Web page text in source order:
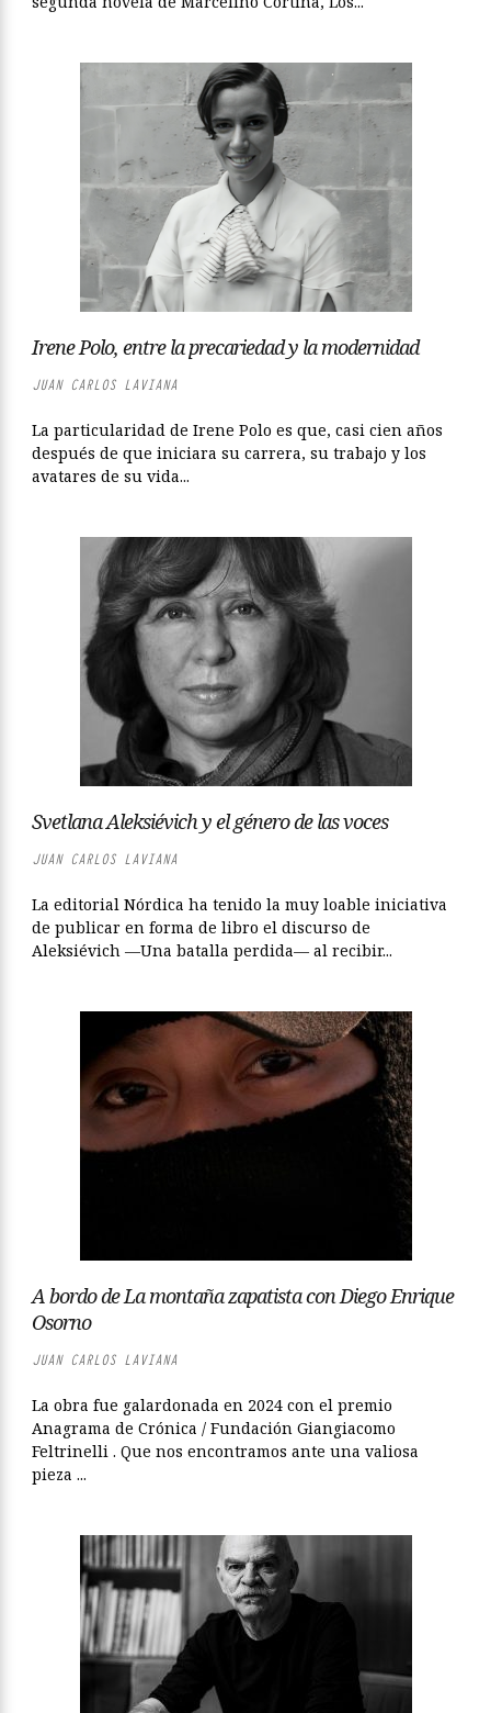
Irene Polo, entre la precariedad y la modernidad
JUAN CARLOS LAVIANA
La particularidad de Irene Polo es que, casi cien años
después de que iniciara su carrera, su trabajo y los
avatares de su vida...
Svetlana Aleksiévich y el género de las voces
JUAN CARLOS LAVIANA
La editorial Nórdica ha tenido la muy loable iniciativa
de publicar en forma de libro el discurso de
Aleksiévich —Una batalla perdida— al recibir...
A bordo de La montaña zapatista con Diego Enrique
Osorno
JUAN CARLOS LAVIANA
La obra fue galardonada en 2024 con el premio
Anagrama de Crónica / Fundación Giangiacomo
Feltrinelli . Que nos encontramos ante una valiosa
pieza ...